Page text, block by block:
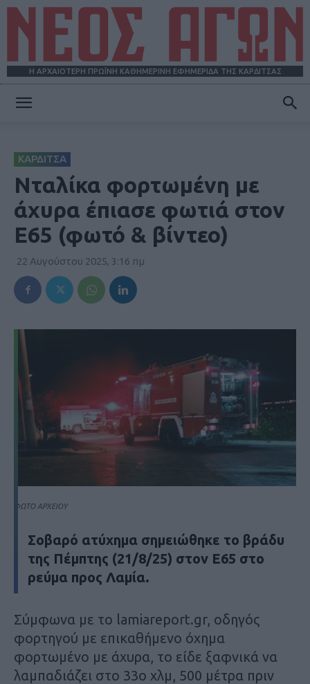
Η ΑΡΧΑΙΟΤΕΡΗ ΠΡΩΪΝΗ ΚΑΘΗΜΕΡΙΝΗ ΕΦΗΜΕΡΙΔΑ ΤΗΣ ΚΑΡΔΙΤΣΑΣ
ΚΑΡΔΙΤΣΑ
Νταλίκα φορτωμένη με
άχυρα έπιασε φωτιά στον
Ε65 (φωτό & βίντεο)
22 Αυγούστου 2025, 3:16 πμ
ΦΩΤΟ ΑΡΧΕΙΟΥ
Σοβαρό ατύχημα σημειώθηκε το βράδυ
της Πέμπτης (21/8/25) στον Ε65 στο
ρεύμα προς Λαμία.
Σύμφωνα με το lamiareport.gr, οδηγός
φορτηγού με επικαθήμενο όχημα
φορτωμένο με άχυρα, το είδε ξαφνικά να
λαμπαδιάζει στο 33ο χλμ, 500 μέτρα πριν